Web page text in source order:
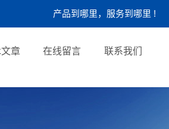
产品到哪里，服务到哪里 !
章 在线留言 联系我们